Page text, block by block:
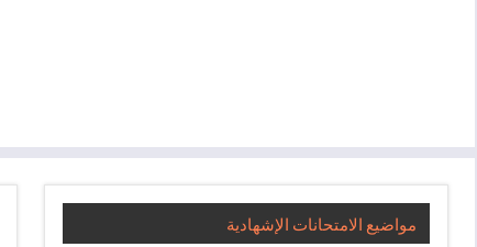
مواضيع الامتحانات الإشهادية